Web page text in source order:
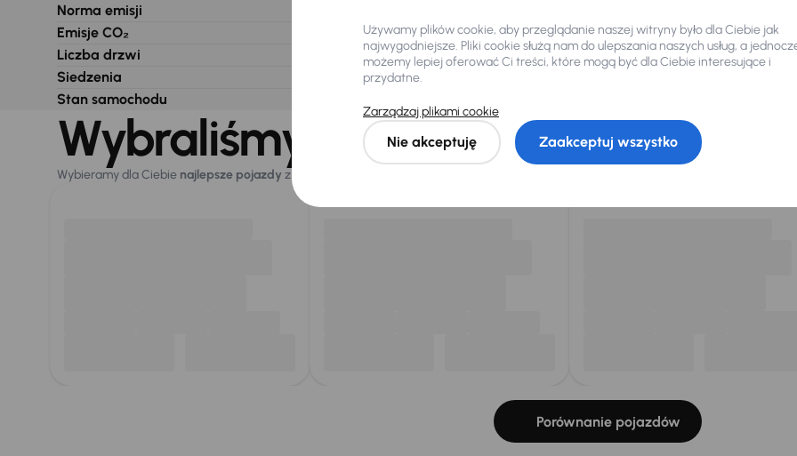
Norma emisji
Emisje CO₂
Liczba drzwi
Siedzenia
Stan samochodu
Wybraliśmy dla Ciebie
Wybieramy dla Ciebie najlepsze pojazdy z naszej oferty. Kupimy dla Ciebie
Porównanie pojazdów
Używamy plików cookie, aby przeglądanie naszej witryny było dla Ciebie jak
najwygodniejsze. Pliki cookie służą nam do ulepszania naszych usług, a
możemy lepiej oferować Ci treści, które mogą być dla Ciebie interesujące i
przydatne.
Zarządzaj plikami cookie
Nie akceptuję Zaakceptuj wszystko